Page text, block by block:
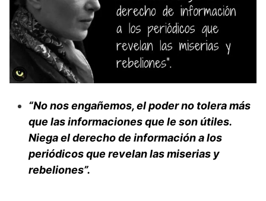
“No nos engañemos, el poder no tolera más
que las informaciones que le son útiles.
Niega el derecho de información a los
periódicos que revelan las miserias y
rebeliones”.